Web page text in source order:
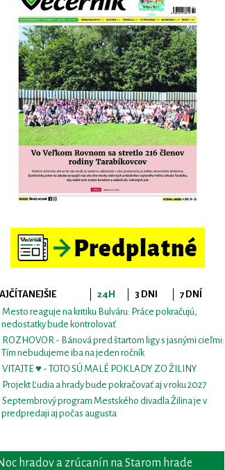
24H 3 DNI
7 DNÍ
Mesto reaguje na kritiku Bulváru: Práce pokračujú,
nedostatky bude kontrolovať
ROZHOVOR - Bánová pred štartom ligy s jasnými cieľmi:
Tím nebudujeme iba na jeden ročník
VITAJTE ♥ - TOTO SÚ MALÉ POKLADY ZO ŽILINY
Projekt Ľudia a hrady bude pokračovať aj v roku 2027
Septembrový program Mestského divadla Žilina je v
predpredaji aj počas augusta
hradov a zrúcanín na Starom hrade